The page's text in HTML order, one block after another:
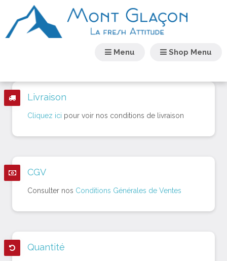
Shop Menu
Menu
Livraison
Cliquez ici pour voir nos conditions de livraison
CGV
Consulter nos Conditions Générales de Ventes
Quantité